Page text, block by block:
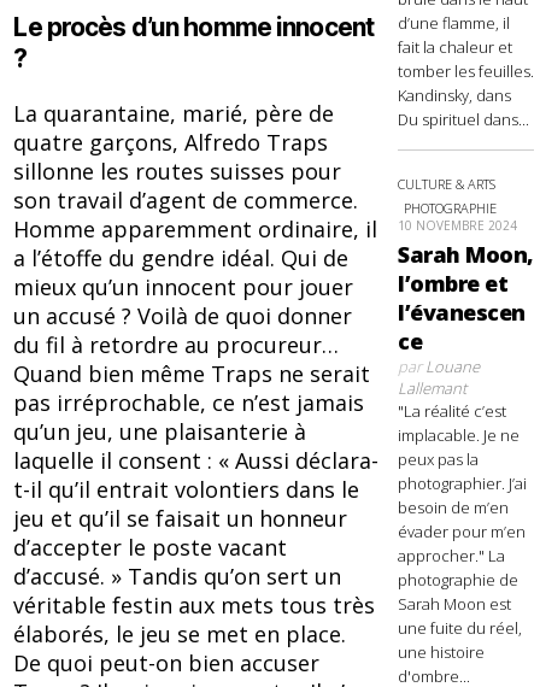
Le procès d’un homme innocent
?
La quarantaine, marié, père de
quatre garçons, Alfredo Traps
sillonne les routes suisses pour
son travail d’agent de commerce.
Homme apparemment ordinaire, il
a l’étoffe du gendre idéal. Qui de
mieux qu’un innocent pour jouer
un accusé ? Voilà de quoi donner
du fil à retordre au procureur…
Quand bien même Traps ne serait
pas irréprochable, ce n’est jamais
qu’un jeu, une plaisanterie à
laquelle il consent : « Aussi déclara-
t-il qu’il entrait volontiers dans le
jeu et qu’il se faisait un honneur
d’accepter le poste vacant
d’accusé. » Tandis qu’on sert un
véritable festin aux mets tous très
élaborés, le jeu se met en place.
De quoi peut-on bien accuser
d’une flamme, il
fait la chaleur et
tomber les feuilles.
Kandinsky, dans
Du spirituel dans...
CULTURE & ARTS
PHOTOGRAPHIE
10 NOVEMBRE 2024
Sarah Moon,
l’ombre et
l’évanescen
ce
parLouane
Lallemant
"La réalité c’est
implacable. Je ne
peux pas la
photographier. J’ai
besoin de m’en
évader pour m’en
approcher." La
photographie de
Sarah Moon est
une fuite du réel,
une histoire
d'ombre...